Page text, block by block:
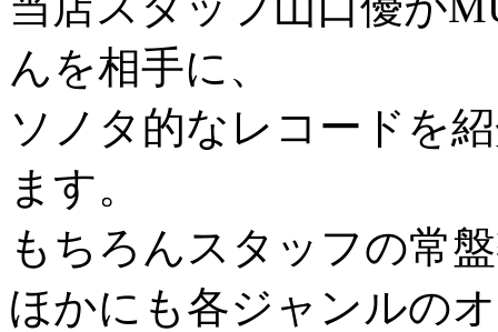
んを相手に、
ソノタ的なレコードを
ます。
もちろんスタッフの常
ほかにも各ジャンルの